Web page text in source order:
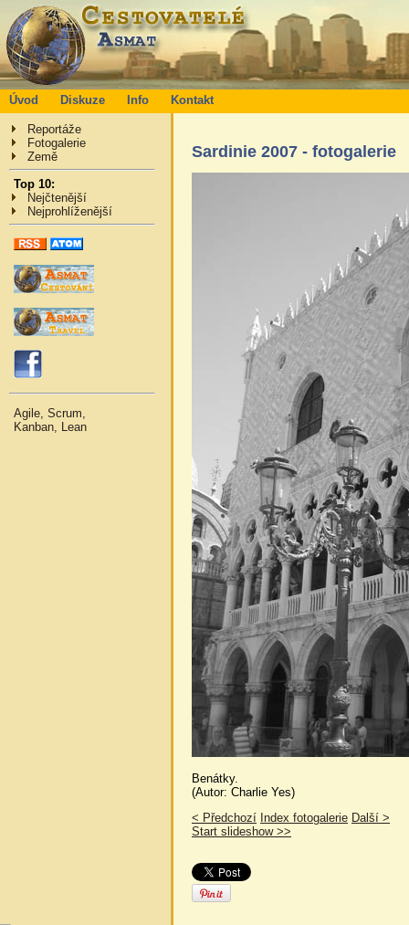
Úvod Diskuze Info Kontakt
Reportáže
Fotogalerie
Země
Top 10:
Nejčtenější
Nejprohlíženější
Agile, Scrum,
Kanban, Lean
Sardinie 2007 - fotogalerie
Benátky.
(Autor: Charlie Yes)
< Předchozí Index fotogalerie Další >
Start slideshow >>